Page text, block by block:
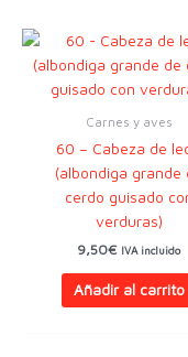
Carnes y aves
60 – Cabeza de
(albondiga grande
cerdo guisado
verduras)
9,50€ IVA incluido
Añadir al carrito